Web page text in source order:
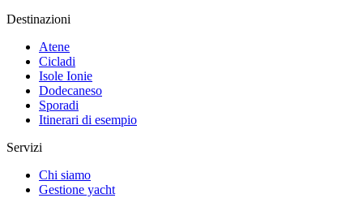
Destinazioni
Atene
Cicladi
Isole Ionie
Dodecaneso
Sporadi
Itinerari di esempio
Servizi
Chi siamo
Gestione yacht